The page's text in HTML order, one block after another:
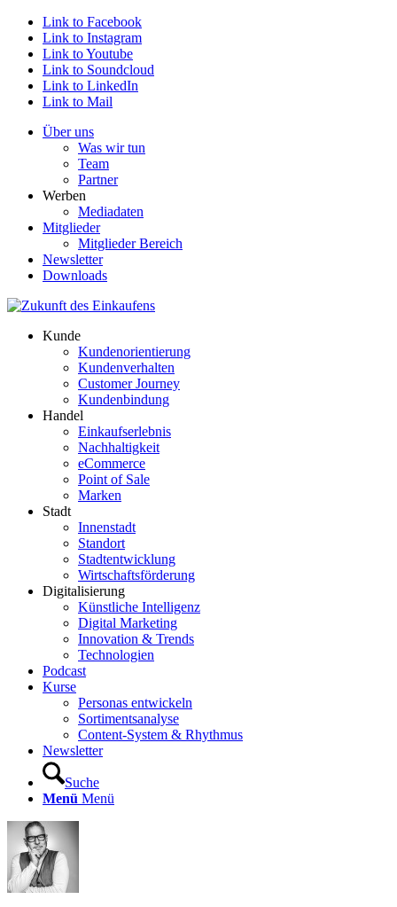
Link to Facebook
Link to Instagram
Link to Youtube
Link to Soundcloud
Link to LinkedIn
Link to Mail
Über uns
Was wir tun
Team
Partner
Werben
Mediadaten
Mitglieder
Mitglieder Bereich
Newsletter
Downloads
Kunde
Kundenorientierung
Kundenverhalten
Customer Journey
Kundenbindung
Handel
Einkaufserlebnis
Nachhaltigkeit
eCommerce
Point of Sale
Marken
Stadt
Innenstadt
Standort
Stadtentwicklung
Wirtschaftsförderung
Digitalisierung
Künstliche Intelligenz
Digital Marketing
Innovation & Trends
Technologien
Podcast
Kurse
Personas entwickeln
Sortimentsanalyse
Content-System & Rhythmus
Newsletter
Suche
Menü Menü